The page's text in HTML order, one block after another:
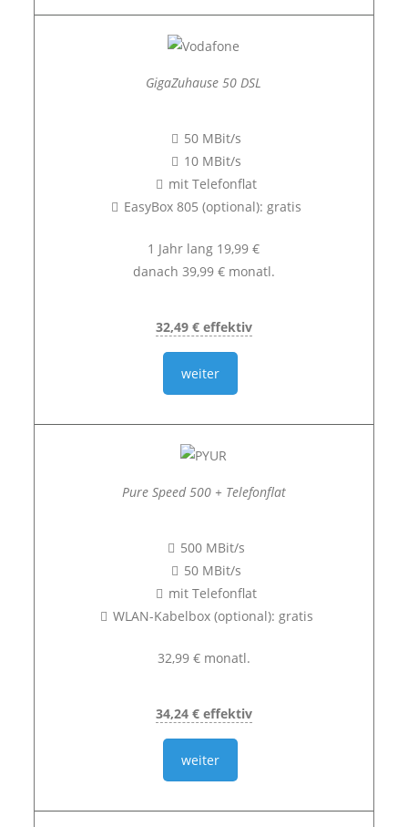
GigaZuhause 50 DSL
50 MBit/s
10 MBit/s
mit Telefonflat
EasyBox 805 (optional): gratis
1 Jahr lang 19,99 €
danach 39,99 € monatl.
32,49 € effektiv
weiter
Pure Speed 500 + Telefonflat
500 MBit/s
50 MBit/s
mit Telefonflat
WLAN-Kabelbox (optional): gratis
32,99 € monatl.
34,24 € effektiv
weiter